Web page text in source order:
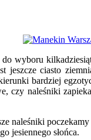
wyboru
jeszcze ciasto
bardziej
czy naleśniki
naleśniki
jesiennego słońca.